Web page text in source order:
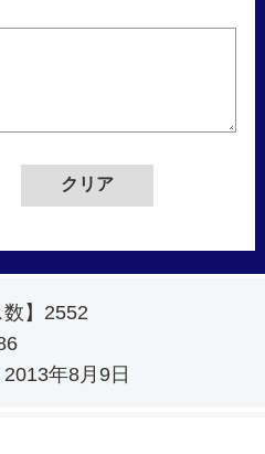
】 2552
2013年8月9日